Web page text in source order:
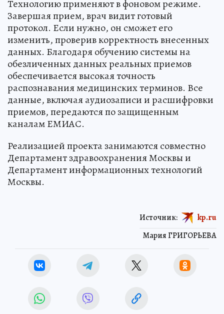
Технологию применяют в фоновом режиме.
Завершая прием, врач видит готовый
протокол. Если нужно, он сможет его
изменить, проверив корректность внесенных
данных. Благодаря обучению системы на
обезличенных данных реальных приемов
обеспечивается высокая точность
распознавания медицинских терминов. Все
данные, включая аудиозаписи и расшифровки
приемов, передаются по защищенным
каналам ЕМИАС.
Реализацией проекта занимаются совместно
Департамент здравоохранения Москвы и
Департамент информационных технологий
Москвы.
Мария ГРИГОРЬЕВА
Источник: kp.ru